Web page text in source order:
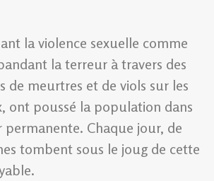
la violence sexuelle comme
la terreur à travers des
de meurtres et de viols sur les
ont poussé la population dans
Chaque jour, de
tombent sous le joug de cette